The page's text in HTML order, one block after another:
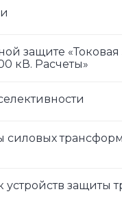
защите
кВ. Расчеты»
защиты